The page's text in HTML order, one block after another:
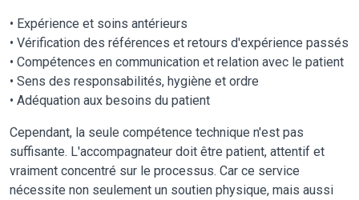
• Expérience et soins antérieurs
• Vérification des références et retours d'expérience passés
• Compétences en communication et relation avec le patient
• Sens des responsabilités, hygiène et ordre
• Adéquation aux besoins du patient
Cependant, la seule compétence technique n'est pas
suffisante. L'accompagnateur doit être patient, attentif et
vraiment concentré sur le processus. Car ce service
nécessite non seulement un soutien physique, mais aussi